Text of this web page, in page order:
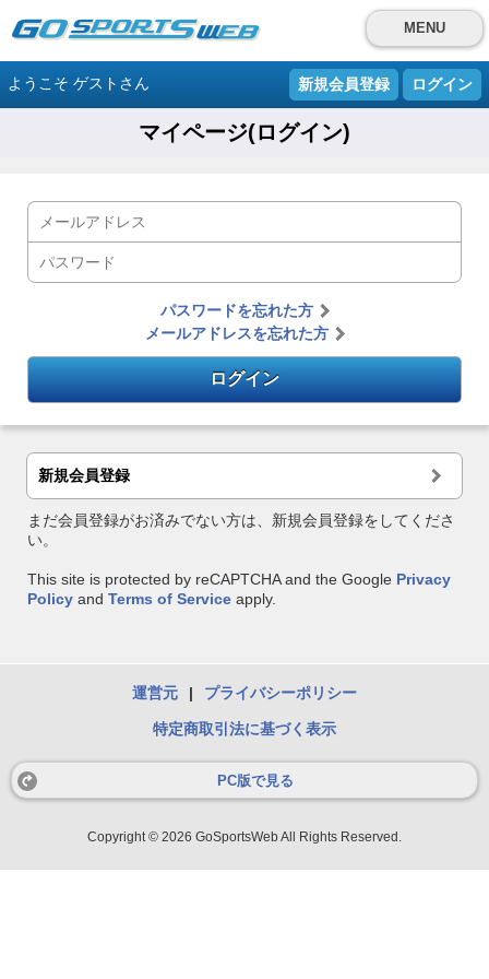
MENU
ようこそ ゲストさん 新規会員登録 ログイン
マイページ(ログイン)
パスワードを忘れた方
メールアドレスを忘れた方
新規会員登録
まだ会員登録がお済みでない方は、新規会員登録をしてくださ
い。
This site is protected by reCAPTCHA and the Google Privacy
Policy andTerms of Service apply.
運営元 | プライバシーポリシー
特定商取引法に基づく表示
PC版で見る
Copyright © 2026 GoSportsWeb All Rights Reserved.